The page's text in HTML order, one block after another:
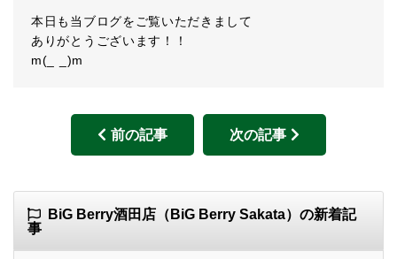
本日も当ブログをご覧いただきまして
ありがとうございます！！
m(_ _)m
前の記事 次の記事
BiG Berry酒田店（BiG Berry Sakata）の新着記
事